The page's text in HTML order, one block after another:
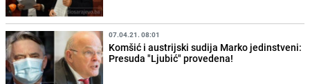
07.04.21. 08:01
Komšić i austrijski sudija Marko jedinstveni:
Presuda "Ljubić" provedena!